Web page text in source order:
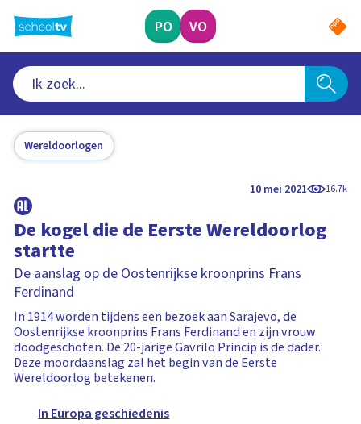
naar
hoofdinhoud
PO VO
Wereldoorlogen
10 mei 2021 16.7k
De kogel die de Eerste Wereldoorlog
startte
De aanslag op de Oostenrijkse kroonprins Frans
Ferdinand
In 1914 worden tijdens een bezoek aan Sarajevo, de
Oostenrijkse kroonprins Frans Ferdinand en zijn vrouw
doodgeschoten. De 20-jarige Gavrilo Princip is de dader.
Deze moordaanslag zal het begin van de Eerste
Wereldoorlog betekenen.
In Europa geschiedenis